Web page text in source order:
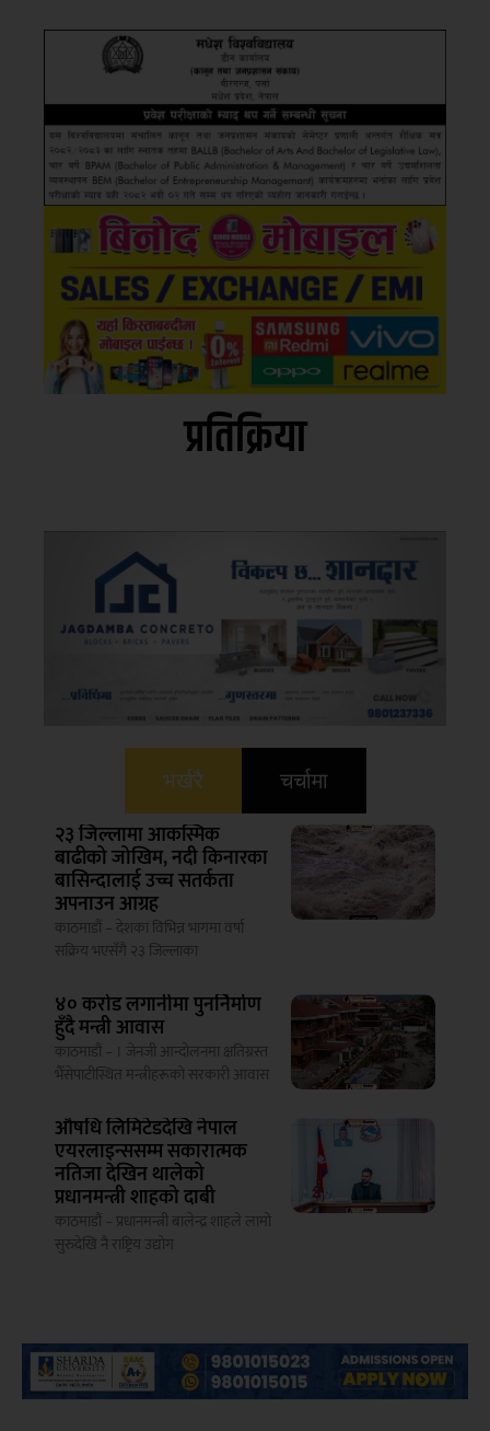
प्रतिक्रिया
भर्खरै चर्चामा
२३ जिल्लामा आकस्मिक
बाढीको जोखिम, नदी किनारका
बासिन्दालाई उच्च सतर्कता
अपनाउन आग्रह
काठमाडौं – देशका विभिन्न भागमा वर्षा
सक्रिय भएसँगै २३ जिल्लाका
४० करोड लगानीमा पुनर्निर्माण
हुँदै मन्त्री आवास
काठमाडौं – । जेनजी आन्दोलनमा क्षतिग्रस्त
भैँसेपाटीस्थित मन्त्रीहरूको सरकारी आवास
औषधि लिमिटेडदेखि नेपाल
एयरलाइन्ससम्म सकारात्मक
नतिजा देखिन थालेको
प्रधानमन्त्री शाहको दाबी
काठमाडौं – प्रधानमन्त्री बालेन्द्र शाहले लामो
सुरुदेखि नै राष्ट्रिय उद्योग